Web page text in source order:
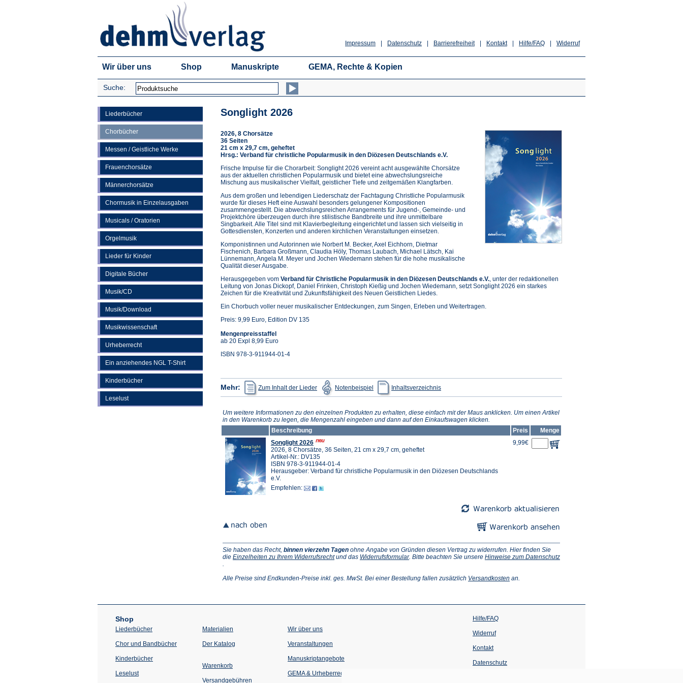
Widerruf
Hilfe/FAQ
Kontakt
Barrierefreiheit
Datenschutz
Impressum
Wir über uns Shop Manuskripte GEMA, Rechte & Kopien
Suche:
Liederbücher
Chorbücher
Messen / Geistliche Werke
Frauenchorsätze
Männerchorsätze
Chormusik in Einzelausgaben
Musicals / Oratorien
Orgelmusik
Lieder für Kinder
Digitale Bücher
Musik/CD
Musik/Download
Musikwissenschaft
Urheberrecht
Ein anziehendes NGL T-Shirt
Kinderbücher
Leselust
Songlight 2026
2026, 8 Chorsätze
36 Seiten
21 cm x 29,7 cm, geheftet
Hrsg.: Verband für christliche Popularmusik in den Diözesen Deutschlands e.V.
Frische Impulse für die Chorarbeit: Songlight 2026 vereint acht ausgewählte Chorsätze
aus der aktuellen christlichen Popularmusik und bietet eine abwechslungsreiche
Mischung aus musikalischer Vielfalt, geistlicher Tiefe und zeitgemäßen Klangfarben.
Aus dem großen und lebendigen Liederschatz der Fachtagung Christliche Popularmusik
wurde für dieses Heft eine Auswahl besonders gelungener Kompositionen
zusammengestellt. Die abwechslungsreichen Arrangements für Jugend-, Gemeinde- und
Projektchöre überzeugen durch ihre stilistische Bandbreite und ihre unmittelbare
Singbarkeit. Alle Titel sind mit Klavierbegleitung eingerichtet und lassen sich vielseitig in
Gottesdiensten, Konzerten und anderen kirchlichen Veranstaltungen einsetzen.
Komponistinnen und Autorinnen wie Norbert M. Becker, Axel Eichhorn, Dietmar
Fischenich, Barbara Großmann, Claudia Höly, Thomas Laubach, Michael Lätsch, Kai
Lünnemann, Angela M. Meyer und Jochen Wiedemann stehen für die hohe musikalische
Qualität dieser Ausgabe.
Herausgegeben vom Verband für Christliche Popularmusik in den Diözesen Deutschlands e.V., unter der redaktionellen
Leitung von Jonas Dickopf, Daniel Frinken, Christoph Kießig und Jochen Wiedemann, setzt Songlight 2026 ein starkes
Zeichen für die Kreativität und Zukunftsfähigkeit des Neuen Geistlichen Liedes.
Ein Chorbuch voller neuer musikalischer Entdeckungen, zum Singen, Erleben und Weitertragen.
Preis: 9,99 Euro, Edition DV 135
Mengenpreisstaffel
ab 20 Expl 8,99 Euro
ISBN 978-3-911944-01-4
Mehr: Zum Inhalt der Lieder
(Öffnet
in
einem
Tab)
Notenbeispiel
(Öffnet
in
einem
Tab)
Inhaltsverzeichnisin
einem
Tab)
Um weitere Informationen zu den einzelnen Produkten zu erhalten, diese einfach mit der Maus anklicken. Um einen Artikel
in den Warenkorb zu legen, die Mengenzahl eingeben und dann auf den Einkaufswagen klicken.
Beschreibung
Preis
Menge
Songlight 2026
2026, 8 Chorsätze, 36 Seiten, 21 cm x 29,7 cm, geheftet
Artikel-Nr.: DV135
ISBN 978-3-911944-01-4
Herausgeber: Verband für christliche Popularmusik in den Diözesen Deutschlands
e.V.
Empfehlen:
9,99€
Sie haben das Recht, binnen vierzehn Tagen ohne Angabe von Gründen diesen Vertrag zu widerrufen. Hier finden Sie
die Einzelheiten zu Ihrem Widerrufsrecht(Öffnet
neuen
und das Widerrufsformular(Öffnet
neuen
. Bitte beachten Sie unsere Hinweise zum Datenschutz
einem
.
Alle Preise sind Endkunden-Preise inkl. ges. MwSt. Bei einer Bestellung fallen zusätzlich Versandkosten (Öffnet
Tab)
an.
Shop
Liederbücher
Chor und Bandbücher
Kinderbücher
Leselust
Materialien
Der Katalog
Warenkorb
Versandgebühren
Wir über uns
Veranstaltungen
einem
Tab)
Manuskriptangebote
GEMA & Urheberrecht
Hilfe/FAQ
Widerruf
Kontakt
Datenschutz